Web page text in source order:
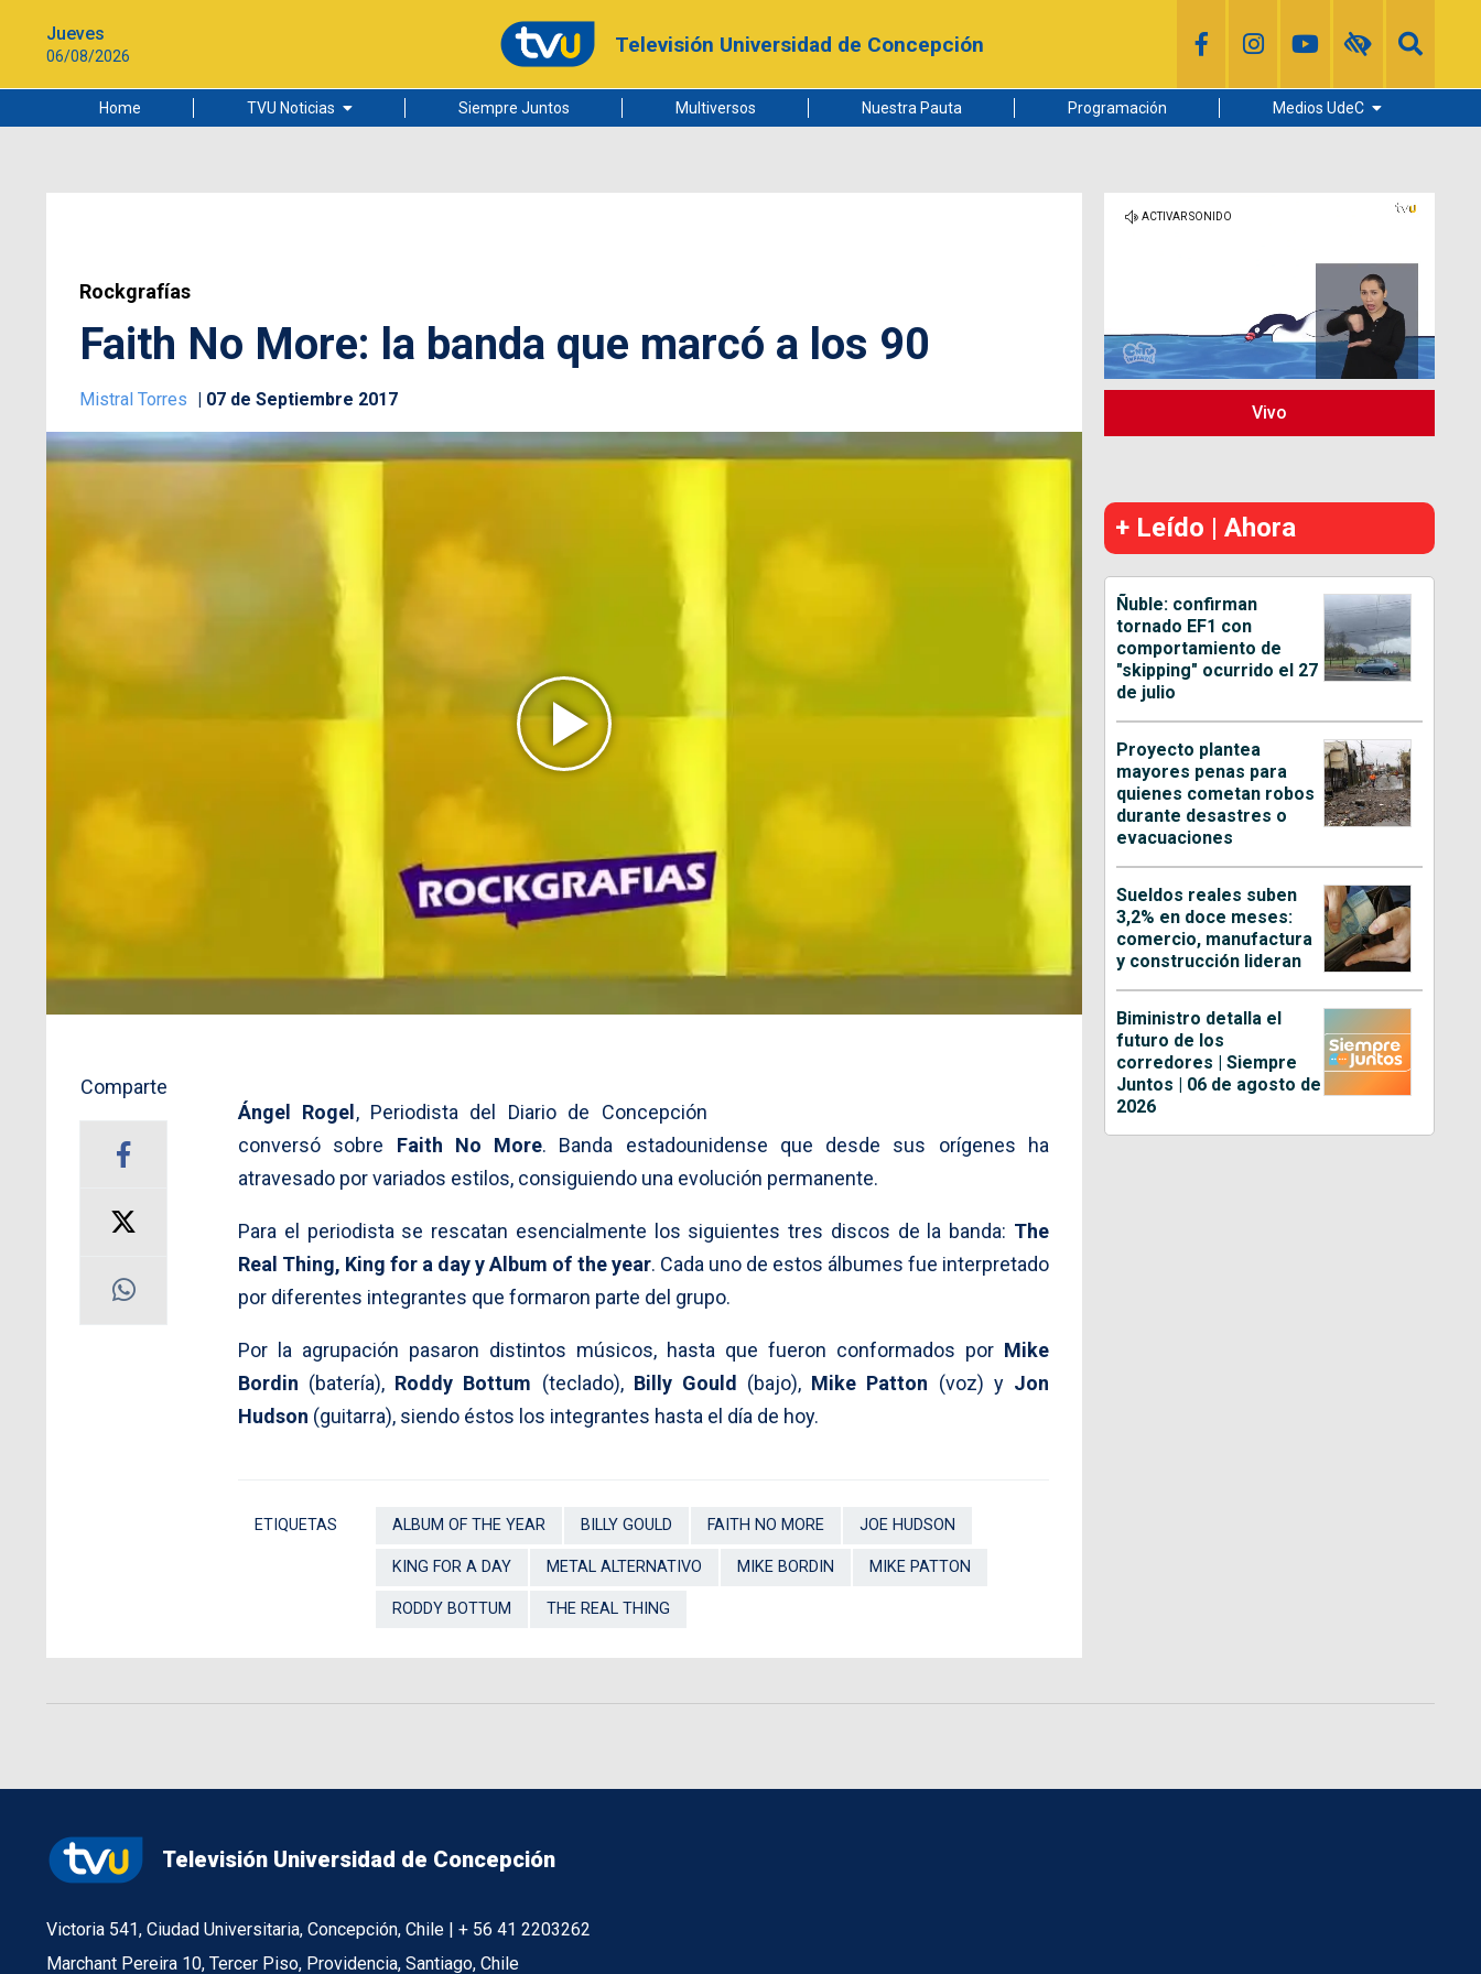
Jueves
06/08/2026 Televisión Universidad de Concepción
Home TVU Noticias
Ciudad
Siempre Juntos Multiversos Nuestra Pauta Programación Medios UdeC
Radio UdeC
La Discusión
Rockgrafías
Faith No More: la banda que marcó a los 90
Mistral Torres 07 de Septiembre 2017
Comparte
Ángel Rogel, Periodista del Diario de Concepción
conversó sobre Faith No More. Banda estadounidense que desde sus orígenes ha
atravesado por variados estilos, consiguiendo una evolución permanente.
Para el periodista se rescatan esencialmente los siguientes tres discos de la banda: The
Real Thing, King for a day y Album of the year. Cada uno de estos álbumes fue interpretado
por diferentes integrantes que formaron parte del grupo.
Por la agrupación pasaron distintos músicos, hasta que fueron conformados por Mike
Bordin (batería), Roddy Bottum (teclado), Billy Gould (bajo), Mike Patton (voz) y Jon
Hudson (guitarra), siendo éstos los integrantes hasta el día de hoy.
ETIQUETAS ALBUM OF THE YEAR BILLY GOULD FAITH NO MORE JOE HUDSON
KING FOR A DAY METAL ALTERNATIVO MIKE BORDIN MIKE PATTON
RODDY BOTTUM THE REAL THING
Vivo
+ Leído | Ahora
Ñuble: confirman
tornado EF1 con
comportamiento de
"skipping" ocurrido el 27
de julio
Proyecto plantea
mayores penas para
quienes cometan robos
durante desastres o
evacuaciones
Sueldos reales suben
3,2% en doce meses:
comercio, manufactura
y construcción lideran
Biministro detalla el
futuro de los
corredores | Siempre
Juntos | 06 de agosto de
2026
Televisión Universidad de Concepción
Victoria 541, Ciudad Universitaria, Concepción, Chile | + 56 41 2203262
Marchant Pereira 10, Tercer Piso, Providencia, Santiago, Chile